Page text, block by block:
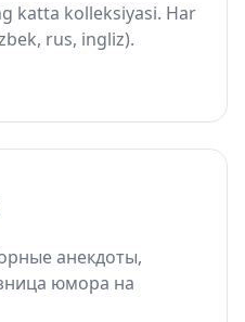
katta kolleksiyasi. Har
rus, ingliz).
анекдоты,
юмора на